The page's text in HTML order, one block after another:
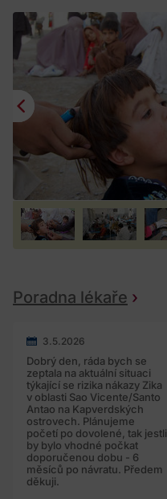
Poradna lékaře
3.5.2026
Dobrý den, ráda bych se
zeptala na aktuální situaci
týkající se rizika nákazy Zika
v oblasti Sao Vicente/Santo
Antao na Kapverdských
ostrovech. Plánujeme
početí po dovolené, tak jestli
by bylo vhodné počkat
doporučenou dobu - 6
měsíců po návratu. Předem
děkuji.